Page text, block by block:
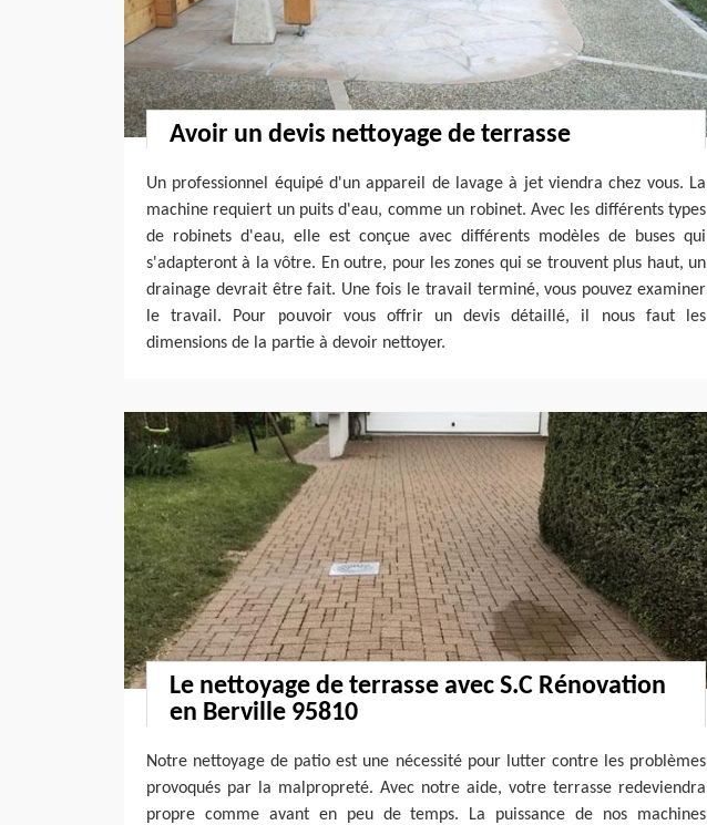
Avoir un devis nettoyage de terrasse
Un professionnel équipé d'un appareil de lavage à jet viendra chez vous. La
machine requiert un puits d'eau, comme un robinet. Avec les différents types
de robinets d'eau, elle est conçue avec différents modèles de buses qui
s'adapteront à la vôtre. En outre, pour les zones qui se trouvent plus haut, un
drainage devrait être fait. Une fois le travail terminé, vous pouvez examiner
le travail. Pour pouvoir vous offrir un devis détaillé, il nous faut les
dimensions de la partie à devoir nettoyer.
Le nettoyage de terrasse avec S.C Rénovation
en Berville 95810
Notre nettoyage de patio est une nécessité pour lutter contre les problèmes
provoqués par la malpropreté. Avec notre aide, votre terrasse redeviendra
propre comme avant en peu de temps. La puissance de nos machines